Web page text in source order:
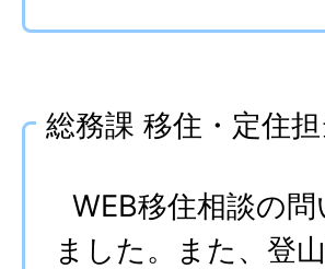
総務課 移住・定住
WEB移住相談の
ました。また、登